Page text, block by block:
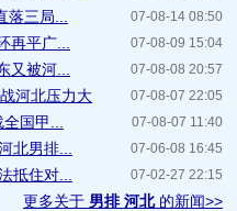
07-08-14 08:50
三局...
07-08-09 15:04
再平广...
07-08-08 20:57
又被河...
07-08-07 22:05
河北压力大
07-08-07 11:40
国甲...
07-06-08 16:45
北男排...
07-02-27 22:15
抵住对...
更多关于 男排 河北的新闻>>